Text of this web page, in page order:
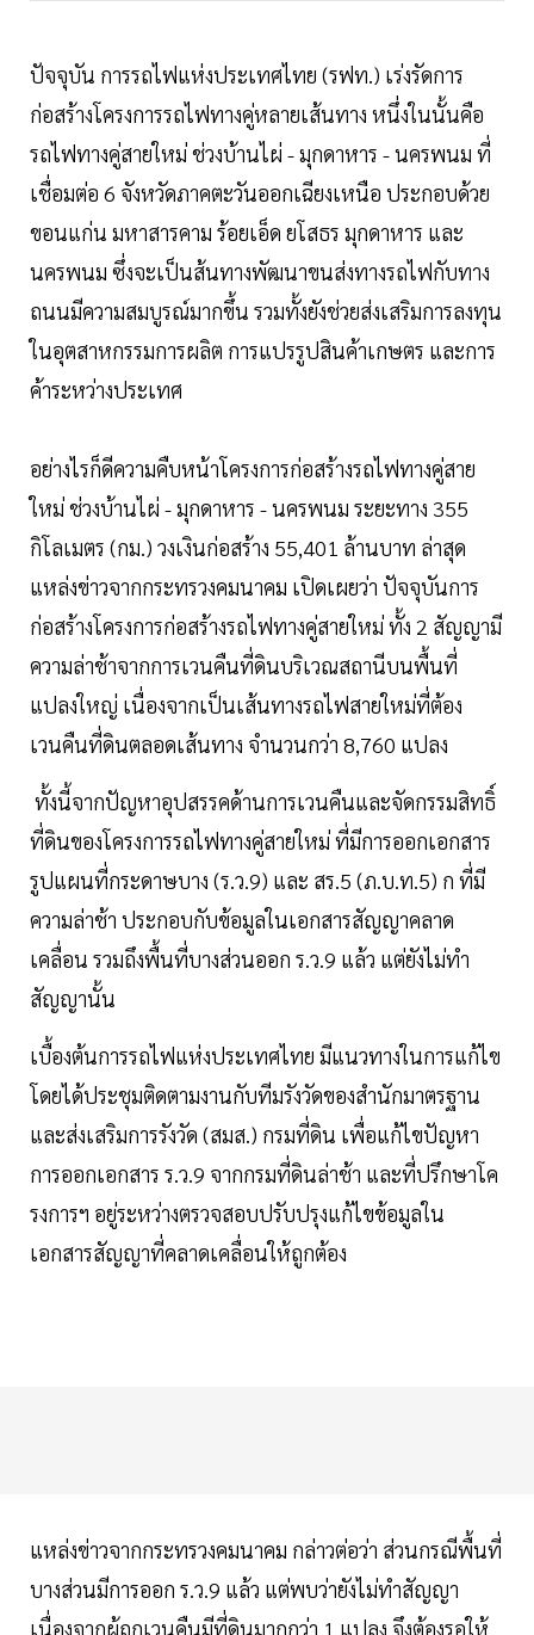
ปัจจุบัน การรถไฟแห่งประเทศไทย (รฟท.) เร่งรัดการ
ก่อสร้างโครงการรถไฟทางคู่หลายเส้นทาง หนึ่งในนั้นคือ
รถไฟทางคู่สายใหม่ ช่วงบ้านไผ่ - มุกดาหาร - นครพนม ที่
เชื่อมต่อ 6 จังหวัดภาคตะวันออกเฉียงเหนือ ประกอบด้วย
ขอนแก่น มหาสารคาม ร้อยเอ็ด ยโสธร มุกดาหาร และ
นครพนม ซึ่งจะเป็นส้นทางพัฒนาขนส่งทางรถไฟกับทาง
ถนนมีความสมบูรณ์มากขึ้น รวมทั้งยังช่วยส่งเสริมการลงทุน
ในอุตสาหกรรมการผลิต การแปรรูปสินค้าเกษตร และการ
ค้าระหว่างประเทศ
อย่างไรก็ดีความคืบหน้าโครงการก่อสร้างรถไฟทางคู่สาย
ใหม่ ช่วงบ้านไผ่ - มุกดาหาร - นครพนม ระยะทาง 355
กิโลเมตร (กม.) วงเงินก่อสร้าง 55,401 ล้านบาท ล่าสุด
แหล่งข่าวจากกระทรวงคมนาคม เปิดเผยว่า ปัจจุบันการ
ก่อสร้างโครงการก่อสร้างรถไฟทางคู่สายใหม่ ทั้ง 2 สัญญามี
ความล่าช้าจากการเวนคืนที่ดินบริเวณสถานีบนพื้นที่
แปลงใหญ่ เนื่องจากเป็นเส้นทางรถไฟสายใหม่ที่ต้อง
เวนคืนที่ดินตลอดเส้นทาง จำนวนกว่า 8,760 แปลง
ทั้งนี้จากปัญหาอุปสรรคด้านการเวนคืนและจัดกรรมสิทธิ์
ที่ดินของโครงการรถไฟทางคู่สายใหม่ ที่มีการออกเอกสาร
รูปแผนที่กระดาษบาง (ร.ว.9) และ สร.5 (ภ.บ.ท.5) ก ที่มี
ความล่าช้า ประกอบกับข้อมูลในเอกสารสัญญาคลาด
เคลื่อน รวมถึงพื้นที่บางส่วนออก ร.ว.9 แล้ว แต่ยังไม่ทำ
สัญญานั้น
เบื้องต้นการรถไฟแห่งประเทศไทย มีแนวทางในการแก้ไข
โดยได้ประชุมติดตามงานกับทีมรังวัดของสำนักมาตรฐาน
และส่งเสริมการรังวัด (สมส.) กรมที่ดิน เพื่อแก้ไขปัญหา
การออกเอกสาร ร.ว.9 จากกรมที่ดินล่าช้า และที่ปรึกษาโค
รงการฯ อยู่ระหว่างตรวจสอบปรับปรุงแก้ไขข้อมูลใน
เอกสารสัญญาที่คลาดเคลื่อนให้ถูกต้อง
แหล่งข่าวจากกระทรวงคมนาคม กล่าวต่อว่า ส่วนกรณีพื้นที่
บางส่วนมีการออก ร.ว.9 แล้ว แต่พบว่ายังไม่ทำสัญญา
เนื่องจากผู้ถูกเวนคืนมีที่ดินมากกว่า 1 แปลง จึงต้องรอให้